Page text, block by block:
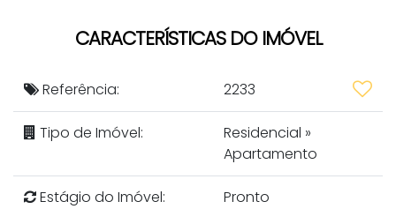
CARACTERÍSTICAS DO IMÓVEL
Referência: 2233
Tipo de Imóvel: Residencial »
Apartamento
Estágio do Imóvel: Pronto